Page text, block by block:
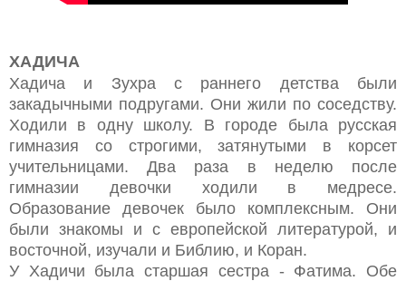
ХАДИЧА
Хадича и Зухра с раннего детства были
закадычными подругами. Они жили по соседству.
Ходили в одну школу. В городе была русская
гимназия со строгими, затянутыми в корсет
учительницами. Два раза в неделю после
гимназии девочки ходили в медресе.
Образование девочек было комплексным. Они
были знакомы и с европейской литературой, и
восточной, изучали и Библию, и Коран.
У Хадичи была старшая сестра - Фатима. Обе